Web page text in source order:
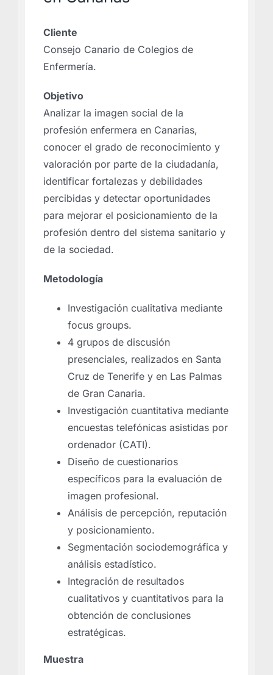
Cliente
Consejo Canario de Colegios de
Enfermería.
Objetivo
Analizar la imagen social de la
profesión enfermera en Canarias,
conocer el grado de reconocimiento y
valoración por parte de la ciudadanía,
identificar fortalezas y debilidades
percibidas y detectar oportunidades
para mejorar el posicionamiento de la
profesión dentro del sistema sanitario y
de la sociedad.
Metodología
Investigación cualitativa mediante
focus groups.
4 grupos de discusión
presenciales, realizados en Santa
Cruz de Tenerife y en Las Palmas
de Gran Canaria.
Investigación cuantitativa mediante
encuestas telefónicas asistidas por
ordenador (CATI).
Diseño de cuestionarios
específicos para la evaluación de
imagen profesional.
Análisis de percepción, reputación
y posicionamiento.
Segmentación sociodemográfica y
análisis estadístico.
Integración de resultados
cualitativos y cuantitativos para la
obtención de conclusiones
estratégicas.
Muestra